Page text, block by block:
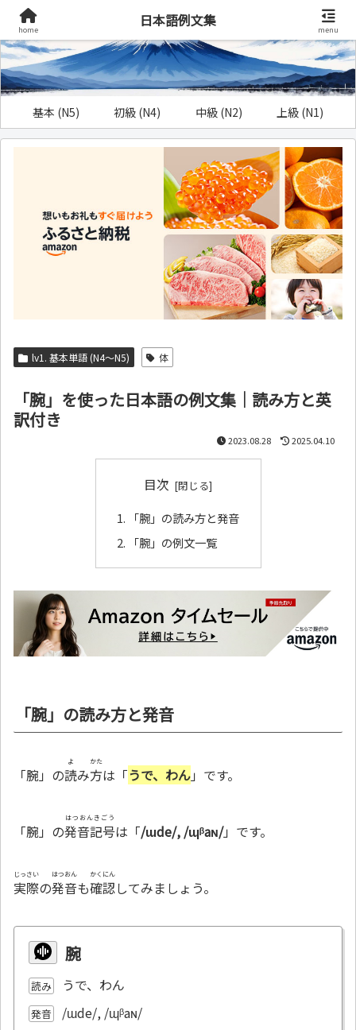
基本 (N5) 初級 (N4) 中級 (N2) 上級 (N1)
lv1. 基本単語 (N4～N5) 体
「腕」を使った日本語の例文集｜読み方と英
訳付き
2023.08.28 2025.04.10
目次
「腕」の読み方と発音
「腕」の例文一覧
「腕」の読み方と発音
「腕」の読
よ
み方
かた
は「うで、わん」です。
「腕」の発音記号
はつおんきごう
は「/ɯde/, /ɰᵝaɴ/」です。
実際
じっさい
の発音
はつおん
も確認
かくにん
してみましょう。
腕
読み うで、わん
発音 /ɯde/, /ɰᵝaɴ/
home
日本語例文集
menu